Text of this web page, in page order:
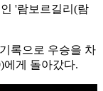
'람보르길리(람
록으로 우승을 차
에게 돌아갔다.